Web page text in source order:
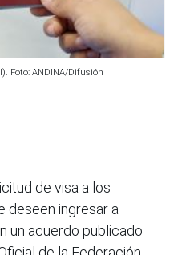
Foto: ANDINA/Difusión
de visa a los
deseen ingresar a
un acuerdo publicado